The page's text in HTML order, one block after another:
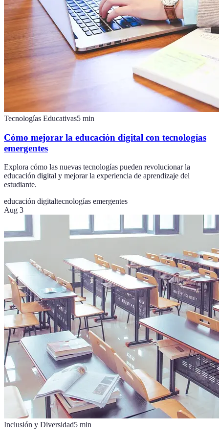
Tecnologías Educativas5 min
Cómo mejorar la educación digital con tecnologías
emergentes
Explora cómo las nuevas tecnologías pueden revolucionar la
educación digital y mejorar la experiencia de aprendizaje del
estudiante.
educación digitaltecnologías emergentes
Aug 3
Inclusión y Diversidad5 min